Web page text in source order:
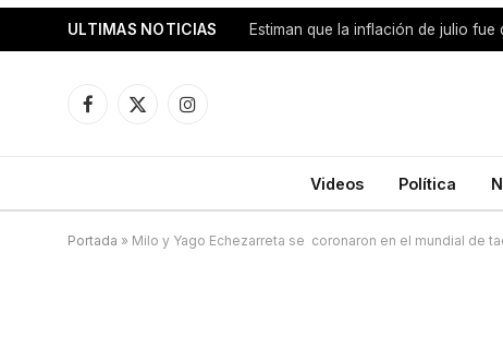
ULTIMAS NOTICIAS
Facebook
X
Instagram
Videos Política
Portada » Milo y Yago Echezarreta se coronaron en el mundial de